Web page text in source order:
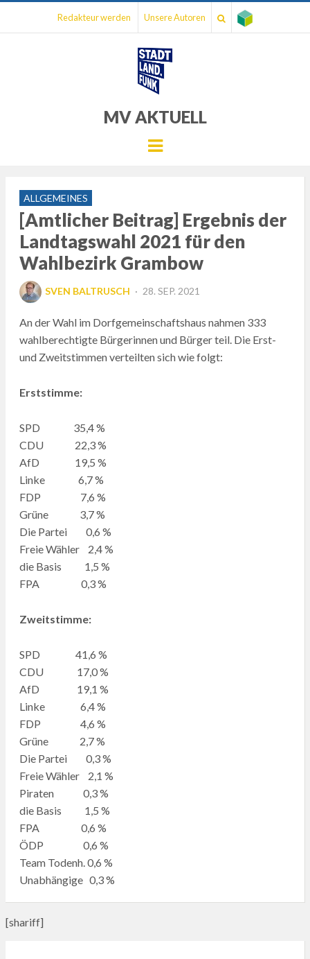
Redakteur werden Unsere Autoren
MV AKTUELL
Menu
ALLGEMEINES
[Amtlicher Beitrag] Ergebnis der
Landtagswahl 2021 für den
Wahlbezirk Grambow
SVEN BALTRUSCH
POSTED
28. SEP. 2021
An der Wahl im Dorfgemeinschaftshaus nahmen 333
wahlberechtigte Bürgerinnen und Bürger teil. Die Erst-
und Zweitstimmen verteilten sich wie folgt:
Erststimme:
SPD 35,4 %
CDU 22,3 %
AfD 19,5 %
Linke 6,7 %
FDP 7,6 %
Grüne 3,7 %
Die Partei 0,6 %
Freie Wähler 2,4 %
die Basis 1,5 %
FPA 0,3 %
Zweitstimme:
SPD 41,6 %
CDU 17,0 %
AfD 19,1 %
Linke 6,4 %
FDP 4,6 %
Grüne 2,7 %
Die Partei 0,3 %
Freie Wähler 2,1 %
Piraten 0,3 %
die Basis 1,5 %
FPA 0,6 %
ÖDP 0,6 %
Team Todenh. 0,6 %
Unabhängige 0,3 %
[shariff]